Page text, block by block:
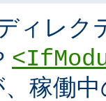
ィレク
稼働